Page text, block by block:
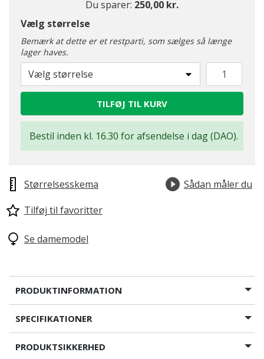
Du sparer: 250,00 kr.
Vælg størrelse
Bemærk at dette er et restparti, som sælges så længe
lager haves.
Vælg størrelse
TILFØJ TIL KURV
Bestil inden kl. 16.30 for afsendelse i dag (DAO).
Størrelsesskema
Sådan måler du
Tilføj til favoritter
Se damemodel
PRODUKTINFORMATION
SPECIFIKATIONER
PRODUKTSIKKERHED